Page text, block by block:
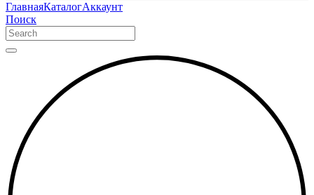
ГлавнаяКаталогАккаунт
Поиск